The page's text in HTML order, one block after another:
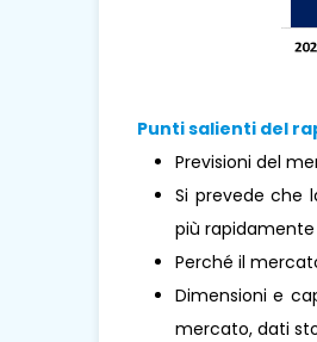
Punti salienti del
Previsioni del
Si prevede che
più
Perché il
Dimensioni e
mercato, dati